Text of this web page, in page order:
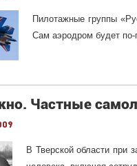
Пилотажные группы
Сам аэродром будет
Частные
В Тверской области при